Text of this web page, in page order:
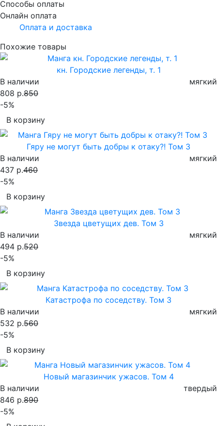
Способы оплаты
Онлайн оплата
Оплата и доставка
Похожие товары
кн. Городские легенды, т. 1
В наличии
мягкий
808 р.850
-5%
В корзину
Гяру не могут быть добры к отаку?! Том 3
В наличии
мягкий
437 р.460
-5%
В корзину
Звезда цветущих дев. Том 3
В наличии
мягкий
494 р.520
-5%
В корзину
Катастрофа по соседству. Том 3
В наличии
мягкий
532 р.560
-5%
В корзину
Новый магазинчик ужасов. Том 4
В наличии
твердый
846 р.890
-5%